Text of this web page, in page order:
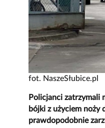
fot. NaszeSłubice.pl
Policjanci zatrzymali
bójki z użyciem noży
prawdopodobnie